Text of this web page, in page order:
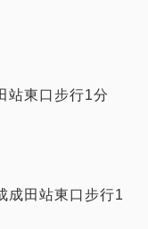
站東口步行1分
成田站東口步行1